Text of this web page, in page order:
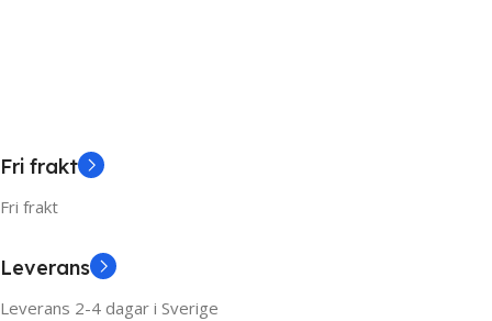
Fri frakt
Fri frakt
Leverans
Leverans 2-4 dagar i Sverige